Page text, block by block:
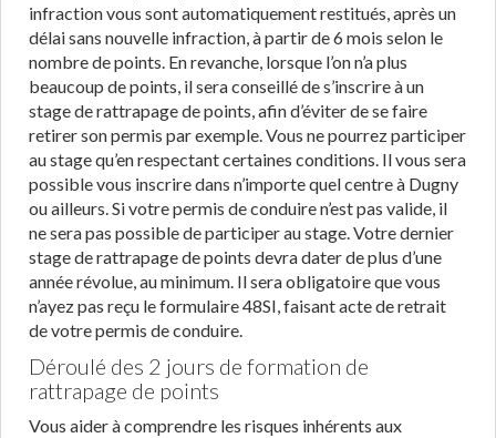
infraction vous sont automatiquement restitués, après un
délai sans nouvelle infraction, à partir de 6 mois selon le
nombre de points. En revanche, lorsque l’on n’a plus
beaucoup de points, il sera conseillé de s’inscrire à un
stage de rattrapage de points, afin d’éviter de se faire
retirer son permis par exemple. Vous ne pourrez participer
au stage qu’en respectant certaines conditions. Il vous sera
possible vous inscrire dans n’importe quel centre à Dugny
ou ailleurs. Si votre permis de conduire n’est pas valide, il
ne sera pas possible de participer au stage. Votre dernier
stage de rattrapage de points devra dater de plus d’une
année révolue, au minimum. Il sera obligatoire que vous
n’ayez pas reçu le formulaire 48SI, faisant acte de retrait
de votre permis de conduire.
Déroulé des 2 jours de formation de
rattrapage de points
Vous aider à comprendre les risques inhérents aux